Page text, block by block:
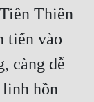
Thiên
tiến vào
càng dễ
hồn